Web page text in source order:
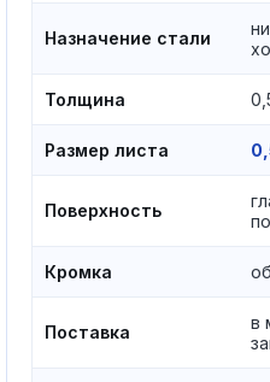
Назначение стали
Толщина
Размер листа
Поверхность
Кромка
Поставка
в